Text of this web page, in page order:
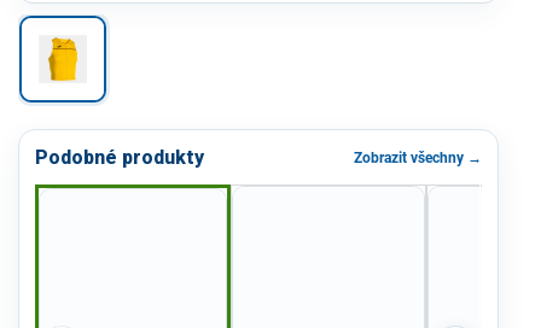
Podobné produkty Zobrazit všechny →